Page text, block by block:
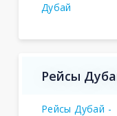
Дубай
Рейсы
Рейсы Дубай -